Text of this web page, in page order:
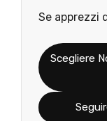
Se apprezzi
Scegliere